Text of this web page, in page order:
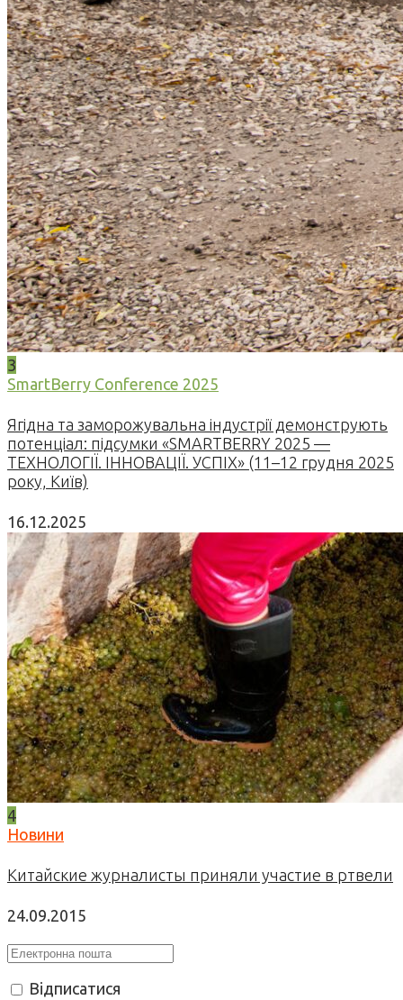
3
SmartBerry Conference 2025
Ягідна та заморожувальна індустрії демонструють
потенціал: підсумки «SMARTBERRY 2025 —
ТЕХНОЛОГІЇ. ІННОВАЦІЇ. УСПІХ» (11–12 грудня 2025
року, Київ)
16.12.2025
4
Новини
Китайские журналисты приняли участие в ртвели
24.09.2015
Відписатися